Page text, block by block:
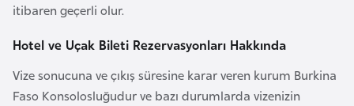
itibaren geçerli olur.
Hotel ve Uçak Bileti Rezervasyonları Hakkında
Vize sonucuna ve çıkış süresine karar veren kurum Burkina
Faso Konsolosluğudur ve bazı durumlarda vizenizin
i
n